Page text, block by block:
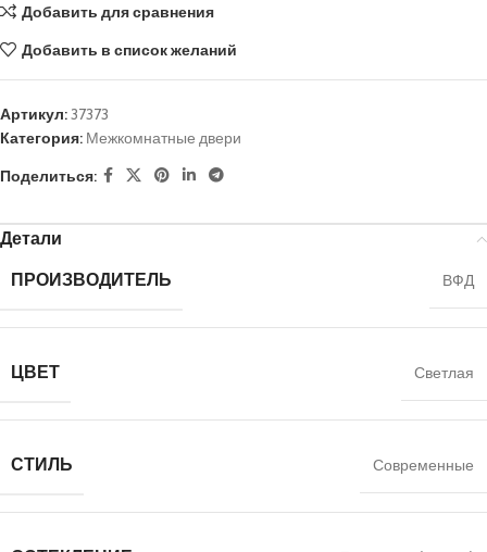
Добавить для сравнения
Добавить в список желаний
Артикул:37373
Категория: Межкомнатные двери
Поделиться:
Детали
ПРОИЗВОДИТЕЛЬ
ВФД
ЦВЕТ Светлая
СТИЛЬ Современные